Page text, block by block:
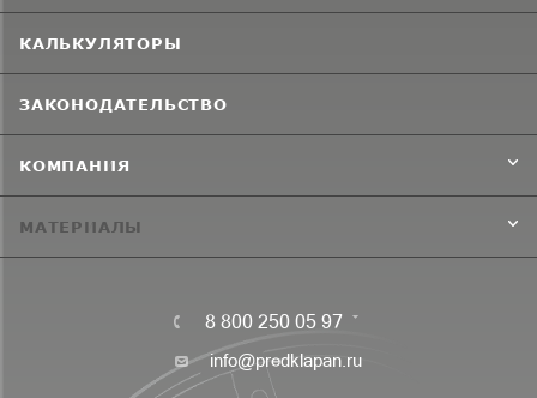
КАЛЬКУЛЯТОРЫ
ЗАКОНОДАТЕЛЬСТВО
КОМПАНИЯ
МАТЕРИАЛЫ
8 800 250 05 97
info@predklapan.ru